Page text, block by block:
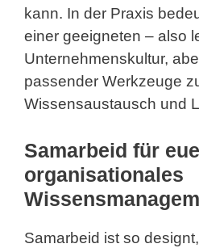
kann. In der Praxis
einer geeigneten – also
Unternehmenskultur,
passender Werkzeuge
Wissensaustausch und
Samarbeid für
organisationales
Samarbeid ist so